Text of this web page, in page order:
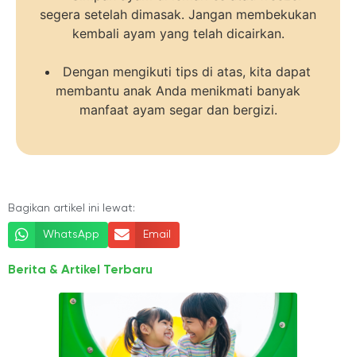
segera setelah dimasak. Jangan membekukan
kembali ayam yang telah dicairkan.
Dengan mengikuti tips di atas, kita dapat
membantu anak Anda menikmati banyak
manfaat ayam segar dan bergizi.
Bagikan artikel ini lewat:
WhatsApp Email
Berita & Artikel Terbaru